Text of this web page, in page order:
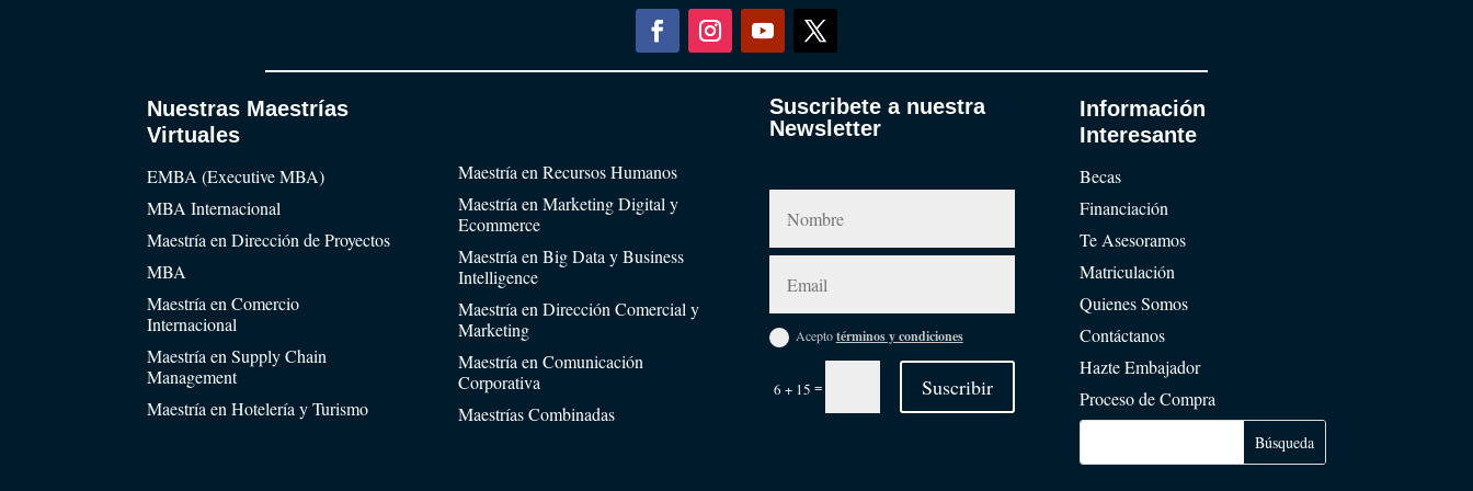
Nuestras Maestrías
Virtuales
EMBA (Executive MBA)
MBA Internacional
Maestría en Dirección de Proyectos
MBA
Maestría en Comercio
Internacional
Maestría en Supply Chain
Management
Maestría en Hotelería y Turismo
Maestría en Recursos Humanos
Maestría en Marketing Digital y
Ecommerce
Maestría en Big Data y Business
Intelligence
Maestría en Dirección Comercial y
Marketing
Maestría en Comunicación
Corporativa
Maestrías Combinadas
Suscribete a nuestra
Newsletter
Aceptotérminos y condiciones
6 + 15 = Suscribir
Información
Interesante
Becas
Financiación
Te Asesoramos
Matriculación
Quienes Somos
Contáctanos
Hazte Embajador
Proceso de Compra